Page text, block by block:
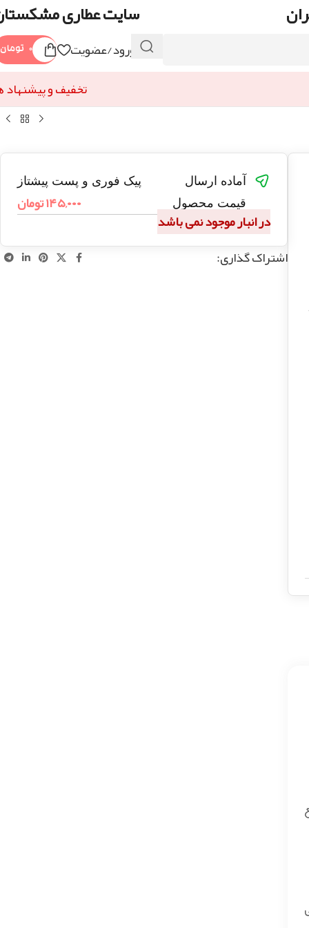
سایت عطاری
ورود/عضویت ۰ تومان
تخفیف و پیشنهاد
آماده ارسال
پیک فوری و پست پیشتاز
قیمت محصول
۱۴۵,۰۰۰تومان
در انبار موجود نمی باشد
اشتراک گذاری: